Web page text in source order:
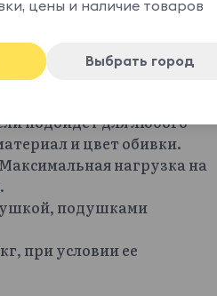
учетом регулярного сна
матрасом средней
койрой, любым
для хранения белья
подойдет для любого
и цвет обивки.
нагрузка на
подушками
при условии ее
цены и наличие товаров
Выбрать город